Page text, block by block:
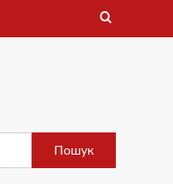
Пошук